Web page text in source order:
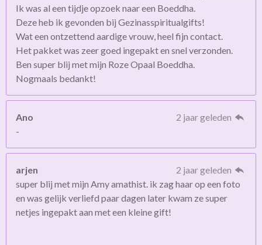
Ik was al een tijdje opzoek naar een Boeddha.
Deze heb ik gevonden bij Gezinasspiritualgifts!
Wat een ontzettend aardige vrouw, heel fijn contact.
Het pakket was zeer goed ingepakt en snel verzonden.
Ben super blij met mijn Roze Opaal Boeddha.
Nogmaals bedankt!
Ano
2 jaar geleden
-
arjen
2 jaar geleden
super blij met mijn Amy amathist. ik zag haar op een foto
en was gelijk verliefd paar dagen later kwam ze super
netjes ingepakt aan met een kleine gift!